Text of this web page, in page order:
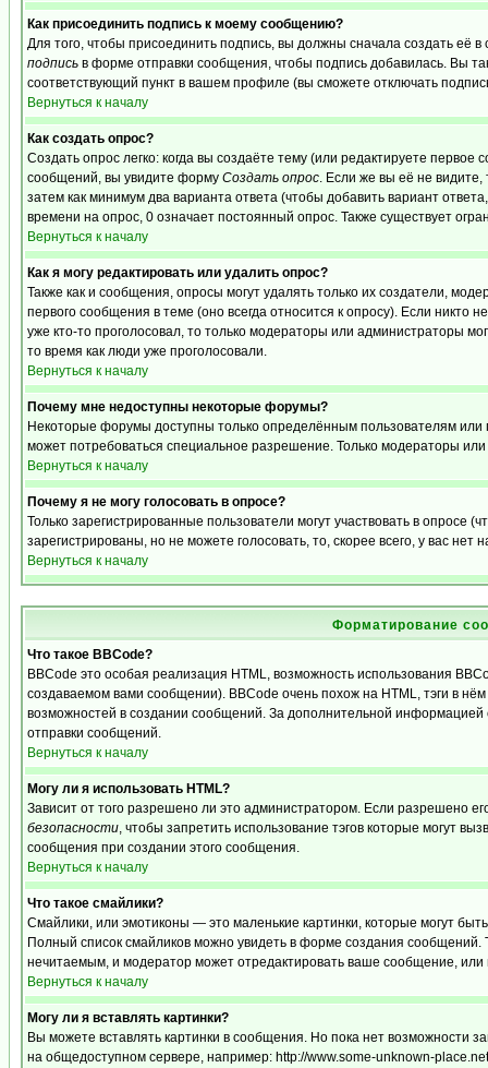
Как присоединить подпись к моему сообщению?
Для того, чтобы присоединить подпись, вы должны сначала создать её
подпись в форме отправки сообщения, чтобы подпись добавилась. Вы
соответствующий пункт в вашем профиле (вы сможете отключать
Вернуться к началу
Как создать опрос?
Создать опрос легко: когда вы создаёте тему (или редактируете
сообщений, вы увидите форму Создать опрос. Если же вы её не видите,
затем как минимум два варианта ответа (чтобы добавить вариант
времени на опрос, 0 означает постоянный опрос. Также существует
Вернуться к началу
Как я могу редактировать или удалить опрос?
Также как и сообщения, опросы могут удалять только их создатели,
первого сообщения в теме (оно всегда относится к опросу). Если никто
уже кто-то проголосовал, то только модераторы или администраторы
то время как люди уже проголосовали.
Вернуться к началу
Почему мне недоступны некоторые форумы?
Некоторые форумы доступны только определённым пользователям или
может потребоваться специальное разрешение. Только модераторы
Вернуться к началу
Почему я не могу голосовать в опросе?
Только зарегистрированные пользователи могут участвовать в опросе
зарегистрированы, но не можете голосовать, то, скорее всего, у вас нет
Вернуться к началу
Форматирование
Что такое BBCode?
BBCode это особая реализация HTML, возможность использования
создаваемом вами сообщении). BBCode очень похож на HTML, тэги в
возможностей в создании сообщений. За дополнительной
отправки сообщений.
Вернуться к началу
Могу ли я использовать HTML?
Зависит от того разрешено ли это администратором. Если разрешено
безопасности, чтобы запретить использование тэгов которые могут
сообщения при создании этого сообщения.
Вернуться к началу
Что такое смайлики?
Смайлики, или эмотиконы — это маленькие картинки, которые могут
Полный список смайликов можно увидеть в форме создания сообщений.
нечитаемым, и модератор может отредактировать ваше сообщение, или
Вернуться к началу
Могу ли я вставлять картинки?
Вы можете вставлять картинки в сообщения. Но пока нет возможности
на общедоступном сервере, например: http://www.some-unknown-